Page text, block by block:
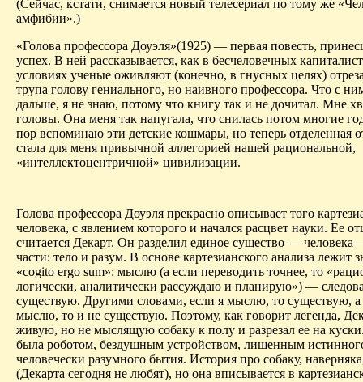
(Сейчас, кстати, снимается новый телесериал по тому же
амфибии».)
«Голова профессора Доуэля»(1925) — первая повесть,
успех. В ней рассказывается, как в бесчеловечных
условиях ученые оживляют (конечно, в гнусных целях)
трупа голову гениального, но наивного профессора. Что с
дальше, я не знаю, потому что книгу так и не дочитал. Мне
головы. Она меня так напугала, что снилась потом многие
пор вспоминаю эти детские кошмары, но теперь отделенная
стала для меня привычной аллегорией нашей рациональной,
«интеллектоцентричной» цивилизации.
Голова профессора Доуэля прекрасно описывает того
человека, с явлением которого и начался расцвет науки. Ее
считается Декарт. Он разделил единое существо — человека
части: тело и разум. В основе картезианского анализа лежит
«cogito ergo sum»: мыслю (а если переводить точнее, то
логически, аналитически рассуждаю и планирую») —
существую. Другими словами, если я мыслю, то существую, а
мыслю, то и не существую. Поэтому, как говорит легенда,
живую, но не мыслящую собаку к полу и разрезал ее на
была роботом, бездушным устройством, лишенным
человечески разумного бытия. История про собаку,
(Декарта сегодня не любят), но она вписывается в